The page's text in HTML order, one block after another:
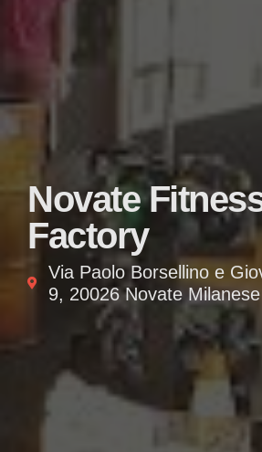
Novate
Factory
Via Paolo Borsellino e
9, 20026 Novate